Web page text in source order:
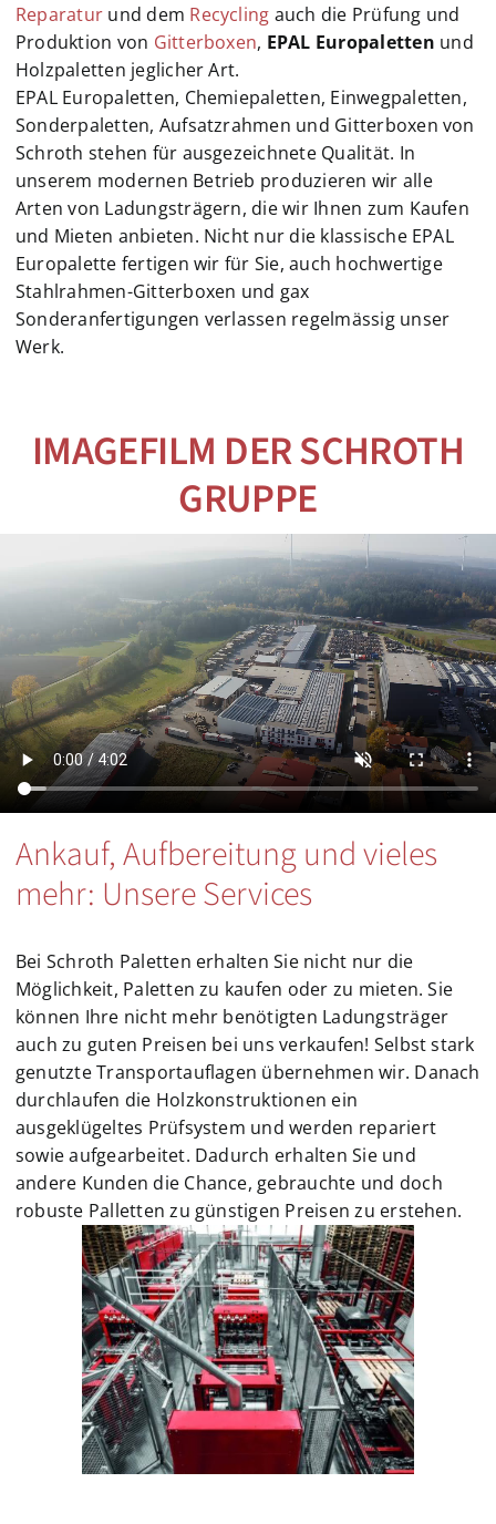
Reparatur und dem Recycling auch die Prüfung und
Produktion von Gitterboxen, EPAL Europaletten und
Holzpaletten jeglicher Art.
EPAL Europaletten, Chemiepaletten, Einwegpaletten,
Sonderpaletten, Aufsatzrahmen und Gitterboxen von
Schroth stehen für ausgezeichnete Qualität. In
unserem modernen Betrieb produzieren wir alle
Arten von Ladungsträgern, die wir Ihnen zum Kaufen
und Mieten anbieten. Nicht nur die klassische EPAL
Europalette fertigen wir für Sie, auch hochwertige
Stahlrahmen-Gitterboxen und gax
Sonderanfertigungen verlassen regelmässig unser
Werk.
IMAGEFILM DER SCHROTH
GRUPPE
Ankauf, Aufbereitung und vieles
mehr: Unsere Services
Bei Schroth Paletten erhalten Sie nicht nur die
Möglichkeit, Paletten zu kaufen oder zu mieten. Sie
können Ihre nicht mehr benötigten Ladungsträger
auch zu guten Preisen bei uns verkaufen! Selbst stark
genutzte Transportauflagen übernehmen wir. Danach
durchlaufen die Holzkonstruktionen ein
ausgeklügeltes Prüfsystem und werden repariert
sowie aufgearbeitet. Dadurch erhalten Sie und
andere Kunden die Chance, gebrauchte und doch
robuste Palletten zu günstigen Preisen zu erstehen.